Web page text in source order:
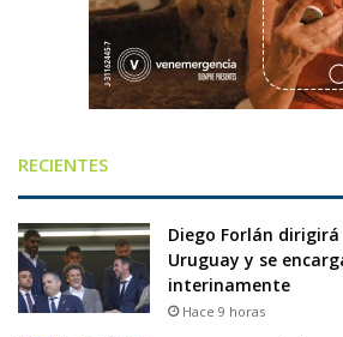
RECIENTES
Diego Forlán
Uruguay y se
interinamente
Hace 9 horas